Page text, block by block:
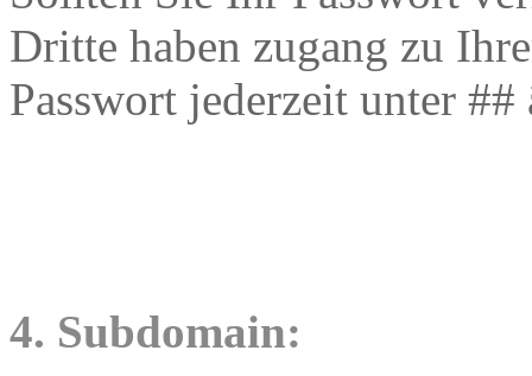
Dritte haben zugang zu
Passwort jederzeit unter ##
4. Subdomain: